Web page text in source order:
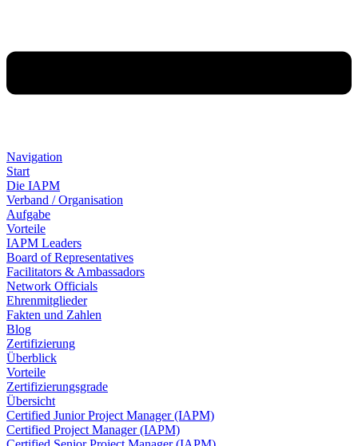
Navigation
Start
Die IAPM
Verband / Organisation
Aufgabe
Vorteile
IAPM Leaders
Board of Representatives
Facilitators & Ambassadors
Network Officials
Ehrenmitglieder
Fakten und Zahlen
Blog
Zertifizierung
Überblick
Vorteile
Zertifizierungsgrade
Übersicht
Certified Junior Project Manager (IAPM)
Certified Project Manager (IAPM)